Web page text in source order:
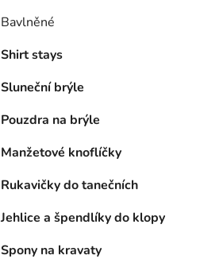
Bavlněné
Shirt stays
Sluneční brýle
Pouzdra na brýle
Manžetové knoflíčky
Rukavičky do tanečních
Jehlice a špendlíky do klopy
Spony na kravaty